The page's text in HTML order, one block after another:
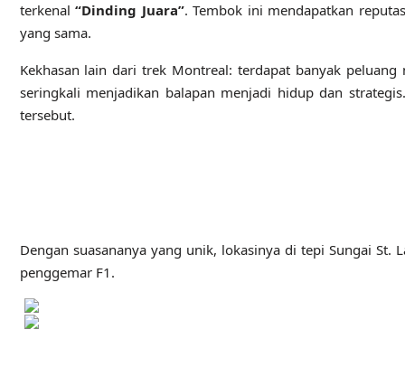
terkenal“Dinding Juara”. Tembok ini mendapatkan
yang sama.
Kekhasan lain dari trek Montreal: terdapat banyak
seringkali menjadikan balapan menjadi hidup dan
tersebut.
Dengan suasananya yang unik, lokasinya di tepi Sungai
penggemar F1.